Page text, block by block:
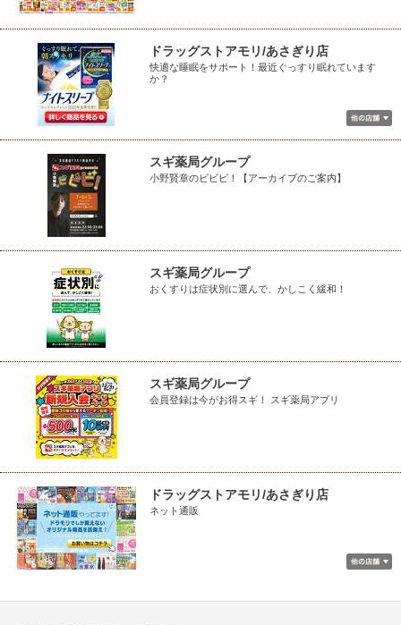
ドラッグストアモリ/あさぎり店
快適な睡眠をサポート！最近ぐっすり眠れています
か？
スギ薬局グループ
小野賢章のビビビ！【アーカイブのご案内】
スギ薬局グループ
おくすりは症状別に選んで、かしこく緩和！
スギ薬局グループ
会員登録は今がお得スギ！ スギ薬局アプリ
ドラッグストアモリ/あさぎり店
ネット通販